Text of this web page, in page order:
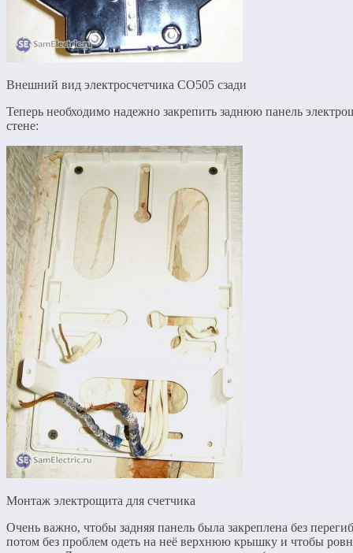
Внешний вид электросчетчика СО505 сзади
Теперь необходимо надежно закрепить заднюю панель
стене:
Монтаж электрощита для счетчика
Очень важно, чтобы задняя панель была закреплена без
потом без проблем одеть на неё верхнюю крышку и чтобы